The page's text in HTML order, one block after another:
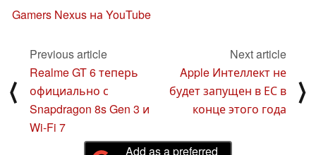
Gamers Nexus на YouTube
⟨
Previous article
Realme GT 6 теперь
официально с
Snapdragon 8s Gen 3 и
Wi-Fi 7
Next article
Apple Интеллект не
будет запущен в ЕС в
конце этого года
⟩
Add as a preferred